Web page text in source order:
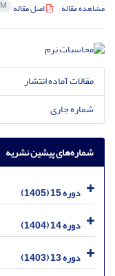
مشاهده مقاله اصل مقاله
مقالات آماده انتشار
شماره جاری
شماره‌های پیشین نشریه
دوره 15 (1405)
دوره 14 (1404)
دوره 13 (1403)